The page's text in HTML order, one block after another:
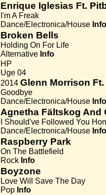
Enrique Iglesias Ft.
I'm A Freak
Dance/Electronica/House Info
Broken Bells
Holding On For Life
Alternative Info
HP
Uge 04
2014 Glenn Morrison
Goodbye
Dance/Electronica/House Info
Agnetha Fältskog And
I Should've Followed You
Dance/Electronica/House Info
Raspberry Park
On The Battlefield
Rock Info
Boyzone
Love Will Save The Day
Pop Info